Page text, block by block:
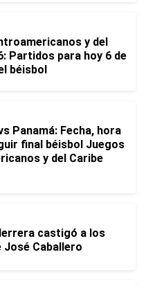
y del
Partidos para hoy 6 de
béisbol
Panamá: Fecha, hora
final béisbol Juegos
y del Caribe
castigó a los
José Caballero